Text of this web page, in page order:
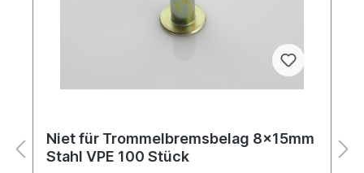
Niet für Trommelbremsbelag 8x15mm
Stahl VPE 100 Stück